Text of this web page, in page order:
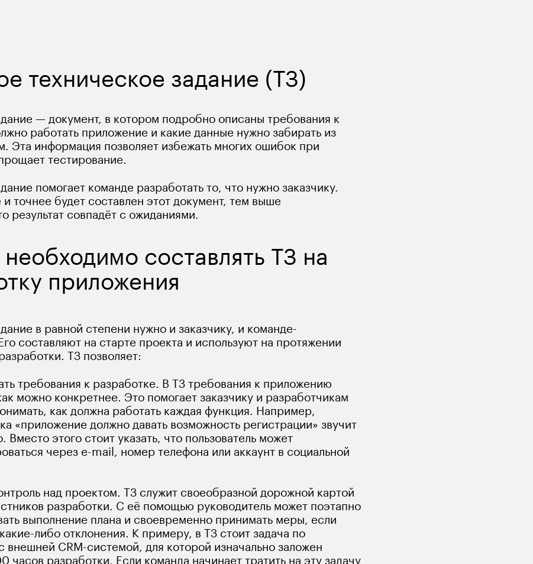
техническое задание (ТЗ)
— документ, в котором подробно описаны требования к
работать приложение и какие данные нужно забирать из
Эта информация позволяет избежать многих ошибок при
тестирование.
помогает команде разработать то, что нужно заказчику.
точнее будет составлен этот документ, тем выше
результат совпадёт с ожиданиями.
составлять ТЗ на
приложения
в равной степени нужно и заказчику, и команде-
составляют на старте проекта и используют на протяжении
ТЗ позволяет:
требования к разработке. В ТЗ требования к приложению
можно конкретнее. Это помогает заказчику и разработчикам
как должна работать каждая функция. Например,
«приложение должно давать возможность регистрации» звучит
Вместо этого стоит указать, что пользователь может
через e-mail, номер телефона или аккаунт в социальной
над проектом. ТЗ служит своеобразной дорожной картой
разработки. С её помощью руководитель может поэтапно
выполнение плана и своевременно принимать меры, если
либо отклонения. К примеру, в ТЗ стоит задача по
внешней CRM-системой, для которой изначально заложен
часов разработки. Если команда начинает тратить на эту задачу